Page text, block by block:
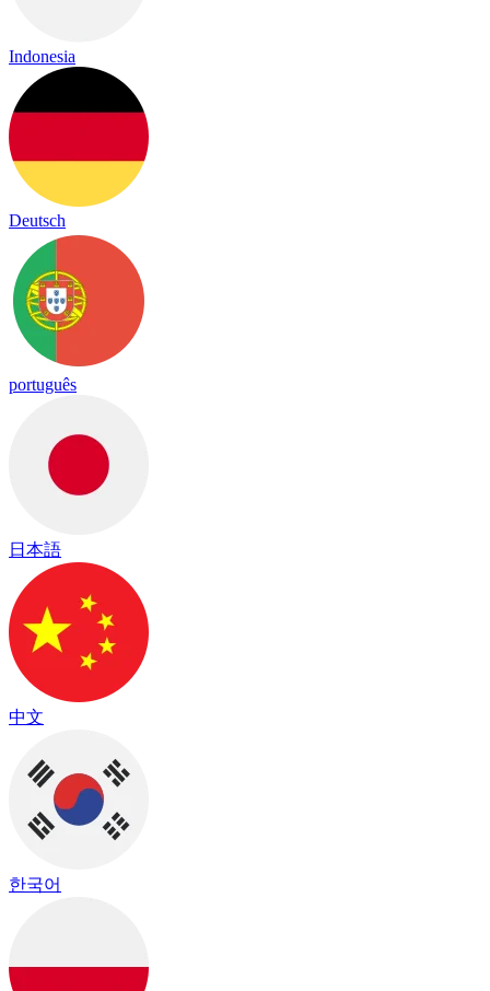
Indonesia
Deutsch
português
日本語
中文
한국어